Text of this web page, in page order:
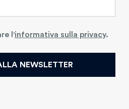
l'informativa sulla privacy.
NEWSLETTER